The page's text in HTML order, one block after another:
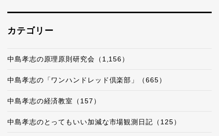
カテゴリー
中島孝志の原理原則研究会（1,156）
中島孝志の「ワンハンドレッド倶楽部」（665）
中島孝志の経済教室（157）
中島孝志のとってもいい加減な市場観測日記（125）